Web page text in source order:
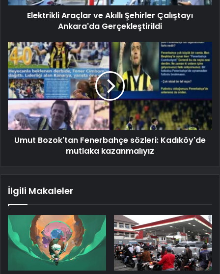
Elektrikli Araçlar ve Akıllı Şehirler Çalıştayı
Ankara'da Gerçekleştirildi
Umut Bozok'tan Fenerbahçe sözleri: Kadıköy'de
mutlaka kazanmalıyız
İlgili Makaleler